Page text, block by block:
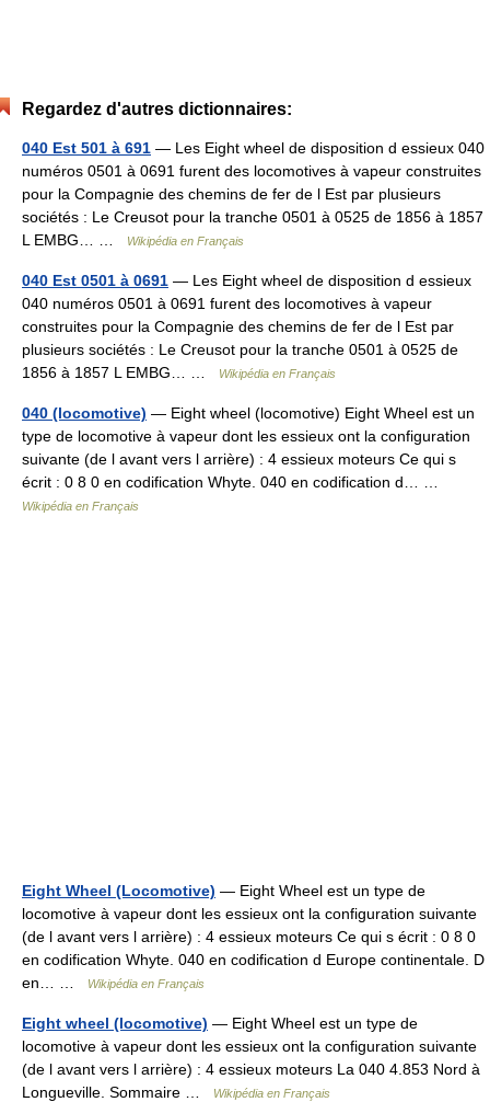
Regardez d'autres dictionnaires:
040 Est 501 à 691 — Les Eight wheel de disposition d essieux 040
numéros 0501 à 0691 furent des locomotives à vapeur construites
pour la Compagnie des chemins de fer de l Est par plusieurs
sociétés : Le Creusot pour la tranche 0501 à 0525 de 1856 à 1857
L EMBG… …
Wikipédia en Français
040 Est 0501 à 0691 — Les Eight wheel de disposition d essieux
040 numéros 0501 à 0691 furent des locomotives à vapeur
construites pour la Compagnie des chemins de fer de l Est par
plusieurs sociétés : Le Creusot pour la tranche 0501 à 0525 de
1856 à 1857 L EMBG… …
Wikipédia en Français
040 (locomotive) — Eight wheel (locomotive) Eight Wheel est un
type de locomotive à vapeur dont les essieux ont la configuration
suivante (de l avant vers l arrière) : 4 essieux moteurs Ce qui s
écrit : 0 8 0 en codification Whyte. 040 en codification d… …
Wikipédia en Français
Eight Wheel (Locomotive) — Eight Wheel est un type de
locomotive à vapeur dont les essieux ont la configuration suivante
(de l avant vers l arrière) : 4 essieux moteurs Ce qui s écrit : 0 8 0
en codification Whyte. 040 en codification d Europe continentale. D
en… …
Wikipédia en Français
Eight wheel (locomotive) — Eight Wheel est un type de
locomotive à vapeur dont les essieux ont la configuration suivante
(de l avant vers l arrière) : 4 essieux moteurs La 040 4.853 Nord à
Longueville. Sommaire …
Wikipédia en Français